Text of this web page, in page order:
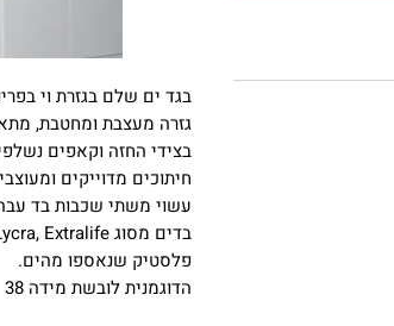
בגד ים שלם בגזרת וי
גזרה מעצבת ומחטבת,
בצידי החזה וקאפים
חיתוכים מדוייקים
עשוי משתי שכבות בד
פלסטיק שנאספו מהים.
הדוגמנית לובשת מידה 38